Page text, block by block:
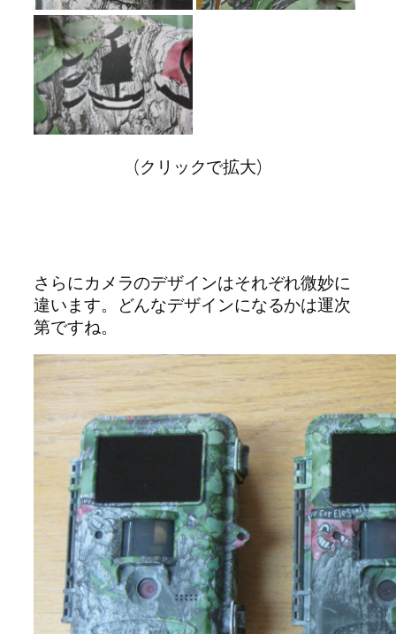
(クリックで拡大)
さらにカメラのデザインはそれぞれ微妙に
違います。どんなデザインになるかは運次
第ですね。